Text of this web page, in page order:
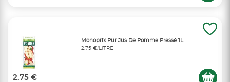
Monoprix Pur Jus De Pomme Pressé 1L
2,75 €/LITRE
2.75 €